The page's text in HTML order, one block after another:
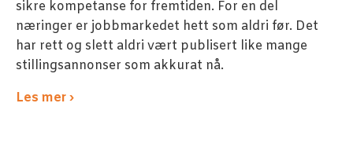
sikre kompetanse for fremtiden. For en del
næringer er jobbmarkedet hett som aldri før. Det
har rett og slett aldri vært publisert like mange
stillingsannonser som akkurat nå.
Les mer ›